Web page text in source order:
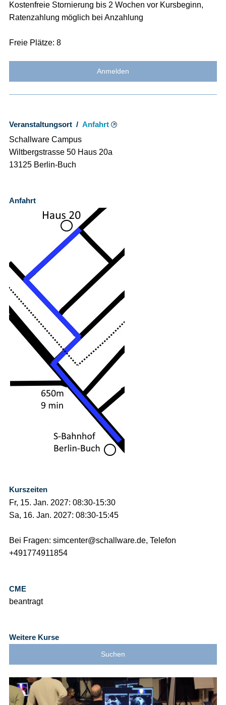
Kostenfreie Stornierung bis 2 Wochen vor Kursbeginn,
Ratenzahlung möglich bei Anzahlung
Freie Plätze: 8
Anmelden
Veranstaltungsort /Anfahrt
Schallware Campus
Wiltbergstrasse 50 Haus 20a
13125 Berlin-Buch
Anfahrt
Kurszeiten
Fr, 15. Jan. 2027: 08:30-15:30
Sa, 16. Jan. 2027: 08:30-15:45
Bei Fragen: simcenter@schallware.de, Telefon
+491774911854
CME
beantragt
Weitere Kurse
Suchen